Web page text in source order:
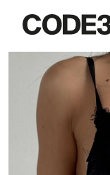
Для клиентов
оплату
без